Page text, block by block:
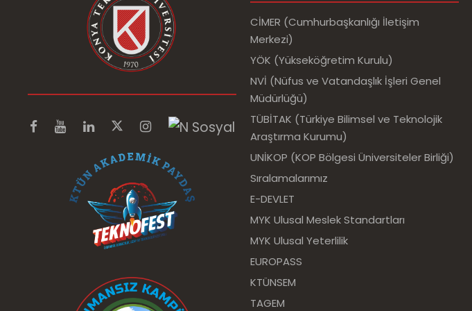
CİMER (Cumhurbaşkanlığı İletişim
Merkezi)
YÖK (Yükseköğretim Kurulu)
NVİ (Nüfus ve Vatandaşlık İşleri Genel
Müdürlüğü)
TÜBİTAK (Türkiye Bilimsel ve Teknolojik
Araştırma Kurumu)
UNİKOP (KOP Bölgesi Üniversiteler Birliği)
Sıralamalarımız
E-DEVLET
MYK Ulusal Meslek Standartları
MYK Ulusal Yeterlilik
EUROPASS
KTÜNSEM
TAGEM